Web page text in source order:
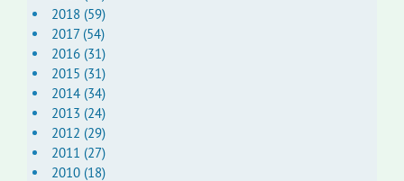
2018 (59)
2017 (54)
2016 (31)
2015 (31)
2014 (34)
2013 (24)
2012 (29)
2011 (27)
2010 (18)